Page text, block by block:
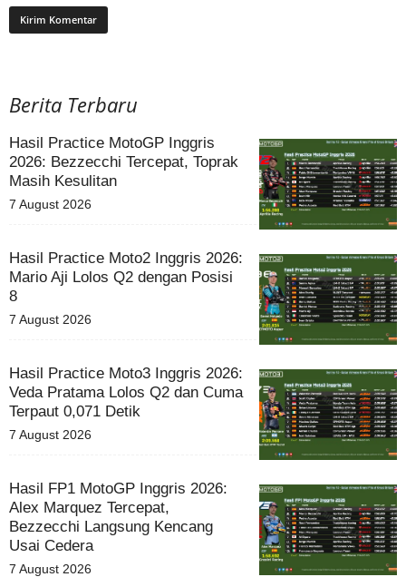
Berita Terbaru
Hasil Practice MotoGP Inggris
2026: Bezzecchi Tercepat, Toprak
Masih Kesulitan
7 August 2026
Hasil Practice Moto2 Inggris 2026:
Mario Aji Lolos Q2 dengan Posisi
8
7 August 2026
Hasil Practice Moto3 Inggris 2026:
Veda Pratama Lolos Q2 dan Cuma
Terpaut 0,071 Detik
7 August 2026
Hasil FP1 MotoGP Inggris 2026:
Alex Marquez Tercepat,
Bezzecchi Langsung Kencang
Usai Cedera
7 August 2026